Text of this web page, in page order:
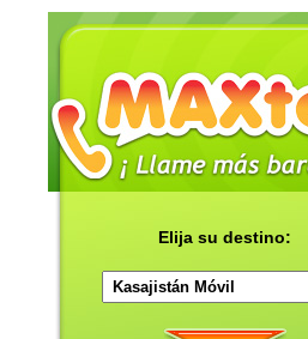
Elija su destino: